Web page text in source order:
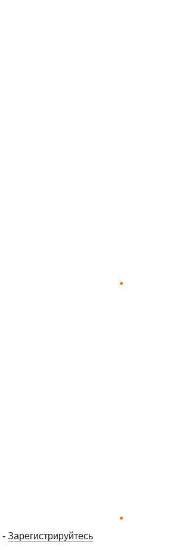
- Зарегистрируйтесь